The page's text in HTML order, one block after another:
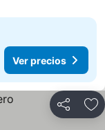
Ver precios
Compartir